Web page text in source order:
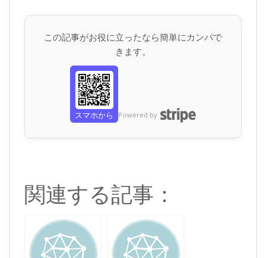
この記事がお役に立ったなら簡単にカンパで
きます。
スマホから Powered by
関連する記事：